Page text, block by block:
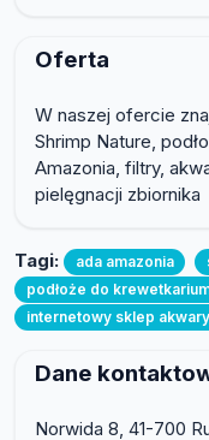
Oferta
W naszej ofercie
Shrimp Nature,
Amazonia, filtry,
pielęgnacji zbiornika
Tagi: ada amazonia
podłoże do
internetowy sklep
Dane
Norwida 8, 41-700